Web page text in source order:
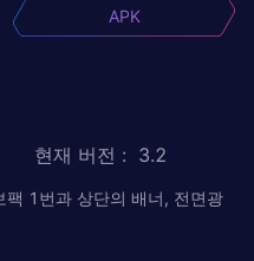
APK
현재 버전 : 3.2
1번과 상단의 배너, 전면광